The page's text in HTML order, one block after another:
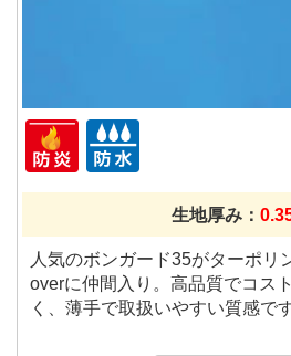
生地厚み：
人気のボンガード35がターポリ
overに仲間入り。高品質でコス
く、薄手で取扱いやすい質感です